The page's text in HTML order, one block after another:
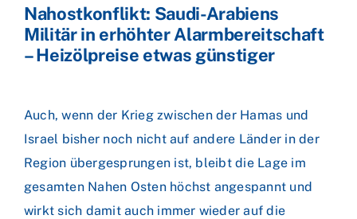
Nahostkonflikt: Saudi-Arabiens
Militär in erhöhter Alarmbereitschaft
– Heizölpreise etwas günstiger
Auch, wenn der Krieg zwischen der Hamas und
Israel bisher noch nicht auf andere Länder in der
Region übergesprungen ist, bleibt die Lage im
gesamten Nahen Osten höchst angespannt und
wirkt sich damit auch immer wieder auf die